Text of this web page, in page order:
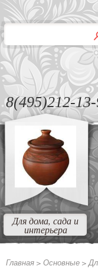
8(495)212-
Для дома, сада и
интерьера
Главная > Основные >